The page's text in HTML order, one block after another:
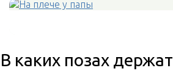
В каких позах